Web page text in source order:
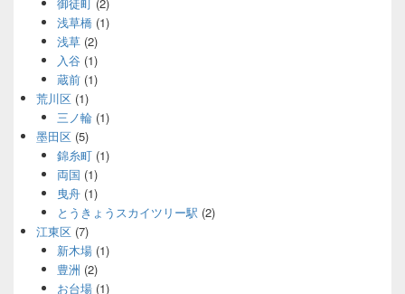
浅草橋(1)
浅草(2)
入谷(1)
蔵前(1)
荒川区 (1)
三ノ輪(1)
墨田区 (5)
錦糸町(1)
両国 (1)
曳舟(1)
とうきょうスカイツリー駅 (2)
江東区 (7)
新木場(1)
豊洲 (2)
お台場(1)